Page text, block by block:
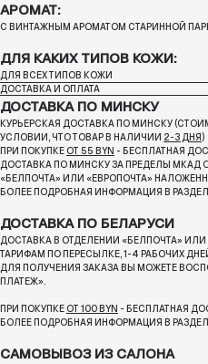
АРОМАТ:
С ВИНТАЖНЫМ АРОМАТОМ СТАРИННОЙ
ДЛЯ КАКИХ ТИПОВ КОЖИ:
ДЛЯ ВСЕХ ТИПОВ КОЖИ
ДОСТАВКА И ОПЛАТА
ДОСТАВКА ПО МИНСКУ
КУРЬЕРСКАЯ ДОСТАВКА ПО МИНСКУ
УСЛОВИИ, ЧТО ТОВАР В НАЛИЧИИ 2-3 ДНЯ )
ПРИ ПОКУПКЕ ОТ 55 BYN - БЕСПЛАТНАЯ
ДОСТАВКА ПО МИНСКУ ЗА ПРЕДЕЛЫ МКАД
«БЕЛПОЧТА» ИЛИ «ЕВРОПОЧТА»
БОЛЕЕ ПОДРОБНАЯ ИНФОРМАЦИЯ В
ДОСТАВКА ПО БЕЛАРУСИ
ДОСТАВКА В ОТДЕЛЕНИИ «БЕЛПОЧТА»
ТАРИФАМ ПО ПЕРЕСЫЛКЕ, 1-4 РАБОЧИХ
ДЛЯ ПОЛУЧЕНИЯ ЗАКАЗА ВЫ МОЖЕТЕ
ПЛАТЕЖ».
ПРИ ПОКУПКЕ ОТ 100 BYN - БЕСПЛАТНАЯ
БОЛЕЕ ПОДРОБНАЯ ИНФОРМАЦИЯ В
САМОВЫВОЗ ИЗ САЛОНА